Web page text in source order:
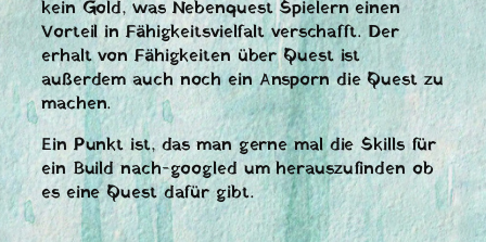
kein Gold, was Nebenquest Spielern einen
Vorteil in Fähigkeitsvielfalt verschafft. Der
erhalt von Fähigkeiten über Quest ist
außerdem auch noch ein Ansporn die Quest zu
machen.
Ein Punkt ist, das man gerne mal die Skills für
ein Build nach-googled um herauszufinden ob
es eine Quest dafür gibt.